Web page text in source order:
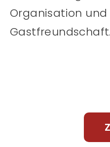
Organisation
Gastfreundschaft.